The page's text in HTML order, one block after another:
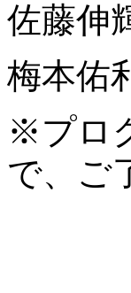
佐藤伸
梅本佑
※プロ
で、ご